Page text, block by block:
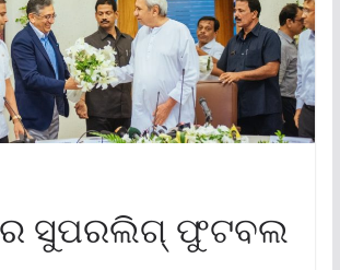
ସୁପରଲିଗ୍ ଫୁଟବଲ